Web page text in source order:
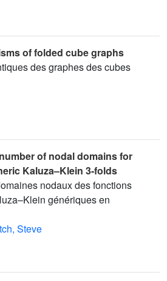
of folded cube graphs
des graphes des cubes
of nodal domains for
Kaluza–Klein 3-folds
nodaux des fonctions
génériques en
Steve